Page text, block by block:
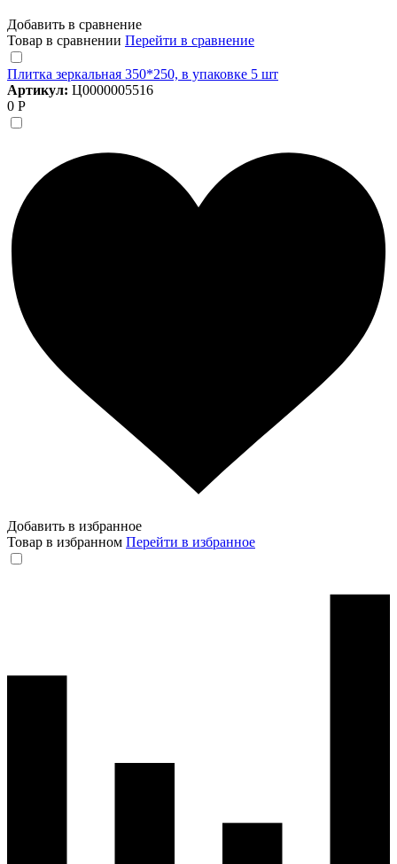
Добавить в сравнение
Товар в сравнении Перейти в сравнение
Плитка зеркальная 350*250, в упаковке 5 шт
Артикул: Ц0000005516
0 Р
Добавить в избранное
Товар в избранном Перейти в избранное